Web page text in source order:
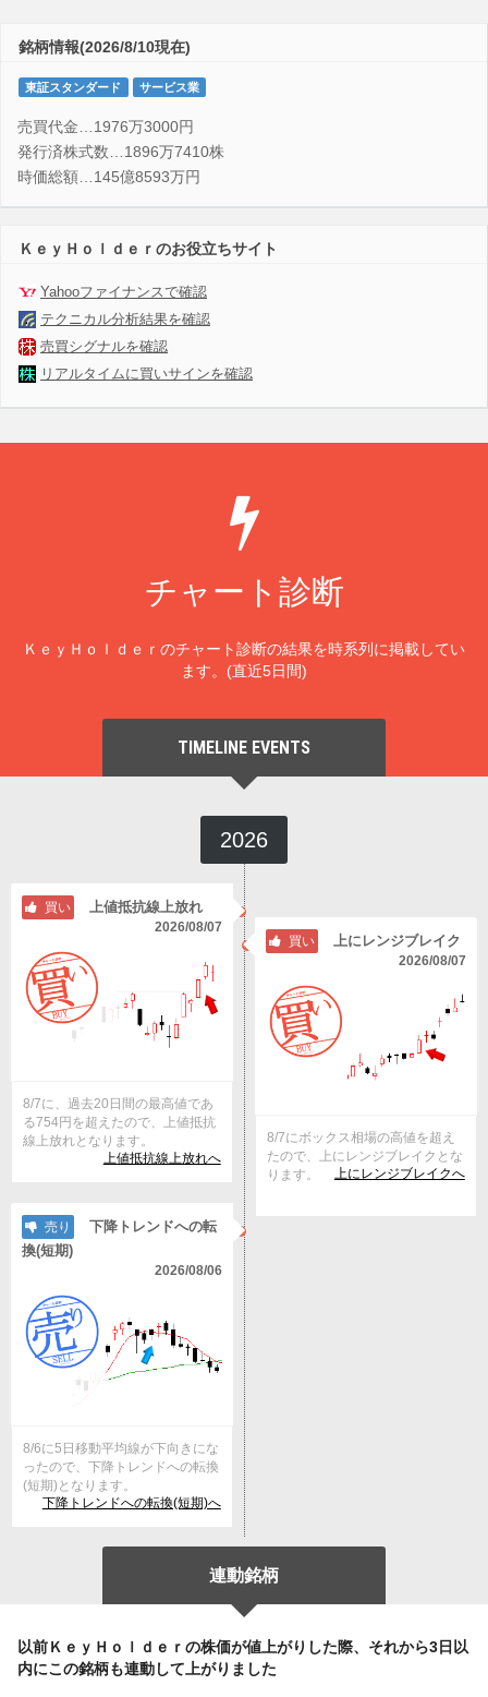
銘柄情報(2026/8/10現在)
東証スタンダード サービス業
売買代金…1976万3000円
発行済株式数…1896万7410株
時価総額…145億8593万円
ＫｅｙＨｏｌｄｅｒのお役立ちサイト
Yahooファイナンスで確認
テクニカル分析結果を確認
売買シグナルを確認
リアルタイムに買いサインを確認
チャート診断
ＫｅｙＨｏｌｄｅｒのチャート診断の結果を時系列に掲載してい
ます。(直近5日間)
TIMELINE EVENTS
2026
買い 上値抵抗線上放れ
2026/08/07
8/7に、過去20日間の最高値であ
る754円を超えたので、上値抵抗
線上放れとなります。
上値抵抗線上放れへ
買い 上にレンジブレイク
2026/08/07
8/7にボックス相場の高値を超え
たので、上にレンジブレイクとな
ります。
上にレンジブレイクへ
売り
下降トレンドへの転
換(短期)
2026/08/06
8/6に5日移動平均線が下向きにな
ったので、下降トレンドへの転換
(短期)となります。
下降トレンドへの転換(短期)へ
連動銘柄
以前ＫｅｙＨｏｌｄｅｒの株価が値上がりした際、それから3日以
内にこの銘柄も連動して上がりました